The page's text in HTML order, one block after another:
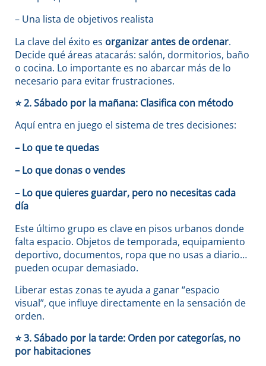
– Una lista de objetivos realista
La clave del éxito es organizar antes de ordenar.
Decide qué áreas atacarás: salón, dormitorios, baño
o cocina. Lo importante es no abarcar más de lo
necesario para evitar frustraciones.
⭐2. Sábado por la mañana: Clasifica con método
Aquí entra en juego el sistema de tres decisiones:
– Lo que te quedas
– Lo que donas o vendes
– Lo que quieres guardar, pero no necesitas cada
día
Este último grupo es clave en pisos urbanos donde
falta espacio. Objetos de temporada, equipamiento
deportivo, documentos, ropa que no usas a diario…
pueden ocupar demasiado.
Liberar estas zonas te ayuda a ganar “espacio
visual”, que influye directamente en la sensación de
orden.
⭐3. Sábado por la tarde: Orden por categorías, no
por habitaciones